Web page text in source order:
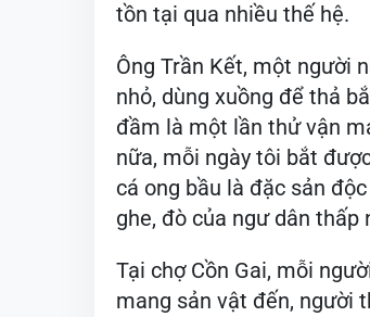
tồn tại qua nhiều thế hệ.
Ông Trần Kết, một người
nhỏ, dùng xuồng để thả
đầm là một lần thử vận
nữa, mỗi ngày tôi bắt
cá ong bầu là đặc sản
ghe, đò của ngư dân
Tại chợ Cồn Gai, mỗi
mang sản vật đến, người